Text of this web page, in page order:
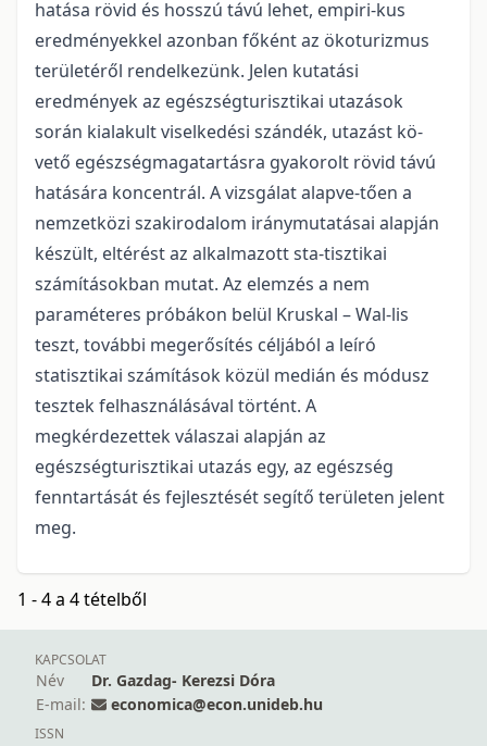
hatása rövid és hosszú távú lehet, empiri-kus
eredményekkel azonban főként az ökoturizmus
területéről rendelkezünk. Jelen kutatási
eredmények az egészségturisztikai utazások
során kialakult viselkedési szándék, utazást kö-
vető egészségmagatartásra gyakorolt rövid távú
hatására koncentrál. A vizsgálat alapve-tően a
nemzetközi szakirodalom iránymutatásai alapján
készült, eltérést az alkalmazott sta-tisztikai
számításokban mutat. Az elemzés a nem
paraméteres próbákon belül Kruskal – Wal-lis
teszt, további megerősítés céljából a leíró
statisztikai számítások közül medián és módusz
tesztek felhasználásával történt. A
megkérdezettek válaszai alapján az
egészségturisztikai utazás egy, az egészség
fenntartását és fejlesztését segítő területen jelent
meg.
1 - 4 a 4 tételből
KAPCSOLAT
Név
Dr. Gazdag- Kerezsi Dóra
E-mail:
economica@econ.unideb.hu
ISSN